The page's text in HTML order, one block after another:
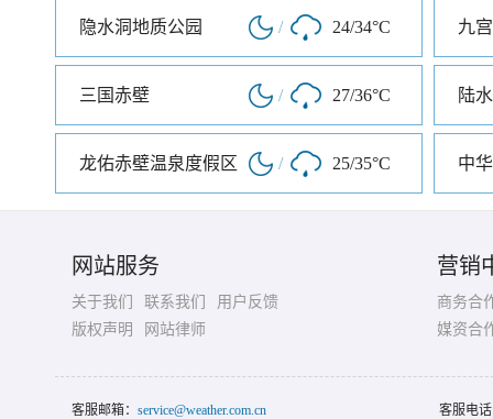
隐水洞地质公园 / 24/34°C 九
三国赤壁 / 27/36°C 陆
龙佑赤壁温泉度假区 / 25/35°C 中
网站服务
关于我们 联系我们
用户反馈
版权声明
网站律师
营销
商务合
媒资合
客服邮箱： service@weather.com.cn 客服电